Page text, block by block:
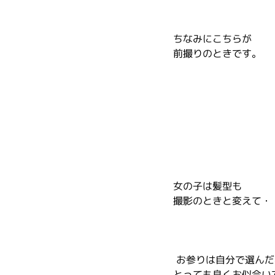
ちなみにこちらが
前撮りのときです。
女の子は髪型も
撮影のときと変えて・
お参りは自分で選ん